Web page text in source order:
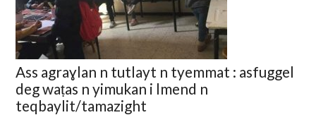
Ass agraɣlan n tutlayt n tyemmat : asfuggel
deg waṭas n yimukan i lmend n
teqbaylit/tamazight